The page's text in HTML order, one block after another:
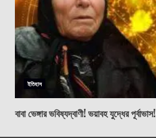
ইতিহাস
বাবা ভেঙ্গার ভবিষ্যদ্বাণী! ভয়াবহ যুদ্ধের পূর্বাভাস!